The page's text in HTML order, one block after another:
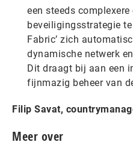
een steeds
beveiligingsstrategie te
Fabric’ zich
dynamische netwerk
Dit draagt bij aan een
fijnmazig beheer van
Filip Savat,
Meer over